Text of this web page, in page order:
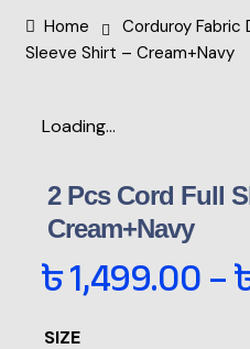
Denim Single Pocket Coller
Denim Double Pocket New
Print Half Sleeve
Home Corduroy Fabric
Sleeve Shirt – Cream+Navy
Loading...
2 Pcs Cord Full
Cream+Navy
৳1,499.00–
SIZE